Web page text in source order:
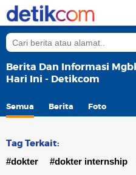
Berita Dan Informasi
Hari Ini - Detikcom
Semua Berita Foto
Tag Terkait:
#dokter #dokter internship